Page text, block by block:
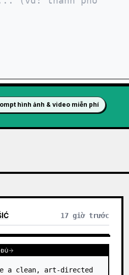
hình ảnh & video miễn phí
17 giờ trước
ĐỦ
a clean, art-directed